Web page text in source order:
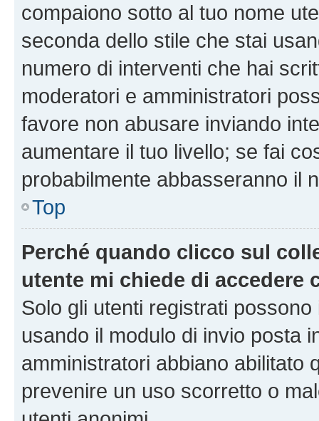
compaiono sotto al tuo nome
seconda dello stile che stai
numero di interventi che hai
moderatori e amministratori
favore non abusare inviando
aumentare il tuo livello; se fai
probabilmente abbasseranno il
Top
Perché quando clicco sul
utente mi chiede di accedere
Solo gli utenti registrati
usando il modulo di invio posta
amministratori abbiano abilitato
prevenire un uso scorretto o